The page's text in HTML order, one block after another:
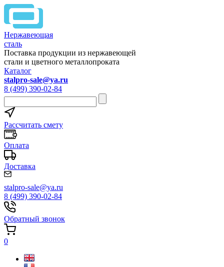
Нержавеющая
сталь
Поставка продукции из нержавеющей
стали и цветного металлопроката
Каталог
stalpro-sale@ya.ru
8 (499) 390-02-84
Рассчитать смету
Оплата
Доставка
stalpro-sale@ya.ru
8 (499) 390-02-84
Обратный звонок
0